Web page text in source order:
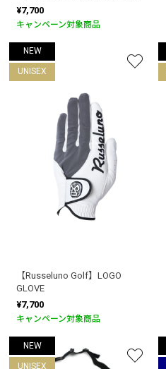
¥7,700
キャンペーン対象商品
NEW
UNISEX
【Russeluno Golf】LOGO
GLOVE
¥7,700
キャンペーン対象商品
NEW
UNISEX